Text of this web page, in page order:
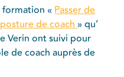
formation «Passer de
de coach» qu’
Verin ont suivi pour
de coach auprès de